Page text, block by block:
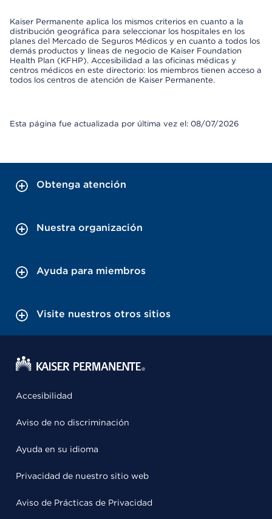
Kaiser Permanente aplica los mismos criterios en cuanto a la
distribución geográfica para seleccionar los hospitales en los
planes del Mercado de Seguros Médicos y en cuanto a todos los
demás productos y líneas de negocio de Kaiser Foundation
Health Plan (KFHP). Accesibilidad a las oficinas médicas y
centros médicos en este directorio: los miembros tienen acceso a
todos los centros de atención de Kaiser Permanente.
Esta página fue actualizada por última vez el: 08/07/2026
Obtenga atención
Nuestra organización
Ayuda para miembros
Visite nuestros otros sitios
Accesibilidad
Aviso de no discriminación
Ayuda en su idioma
Privacidad de nuestro sitio web
Aviso de Prácticas de Privacidad